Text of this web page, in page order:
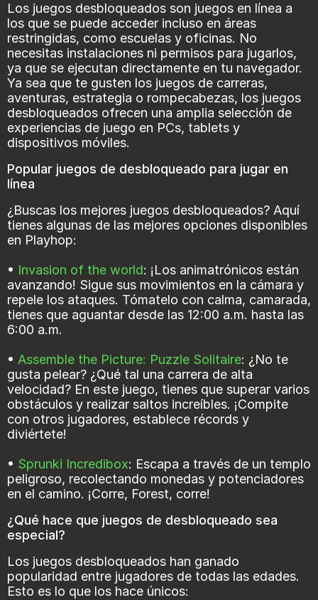
Los juegos desbloqueados son juegos en línea a
los que se puede acceder incluso en áreas
restringidas, como escuelas y oficinas. No
necesitas instalaciones ni permisos para jugarlos,
ya que se ejecutan directamente en tu navegador.
Ya sea que te gusten los juegos de carreras,
aventuras, estrategia o rompecabezas, los juegos
desbloqueados ofrecen una amplia selección de
experiencias de juego en PCs, tablets y
dispositivos móviles.
Popular juegos de desbloqueado para jugar en
línea
¿Buscas los mejores juegos desbloqueados? Aquí
tienes algunas de las mejores opciones disponibles
en Playhop:
• Invasion of the world: ¡Los animatrónicos están
avanzando! Sigue sus movimientos en la cámara y
repele los ataques. Tómatelo con calma, camarada,
tienes que aguantar desde las 12:00 a.m. hasta las
6:00 a.m.
• Assemble the Picture: Puzzle Solitaire: ¿No te
gusta pelear? ¿Qué tal una carrera de alta
velocidad? En este juego, tienes que superar varios
obstáculos y realizar saltos increíbles. ¡Compite
con otros jugadores, establece récords y
diviértete!
• Sprunki Incredibox: Escapa a través de un templo
peligroso, recolectando monedas y potenciadores
en el camino. ¡Corre, Forest, corre!
¿Qué hace que juegos de desbloqueado sea
especial?
Los juegos desbloqueados han ganado
popularidad entre jugadores de todas las edades.
Esto es lo que los hace únicos: